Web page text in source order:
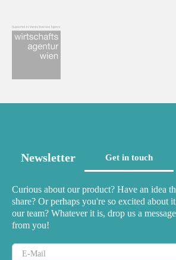
Newsletter Get in touch
Curious about our product? Have an idea
share? Or perhaps you're so excited about
our team? Whatever it is, drop us a
from you!